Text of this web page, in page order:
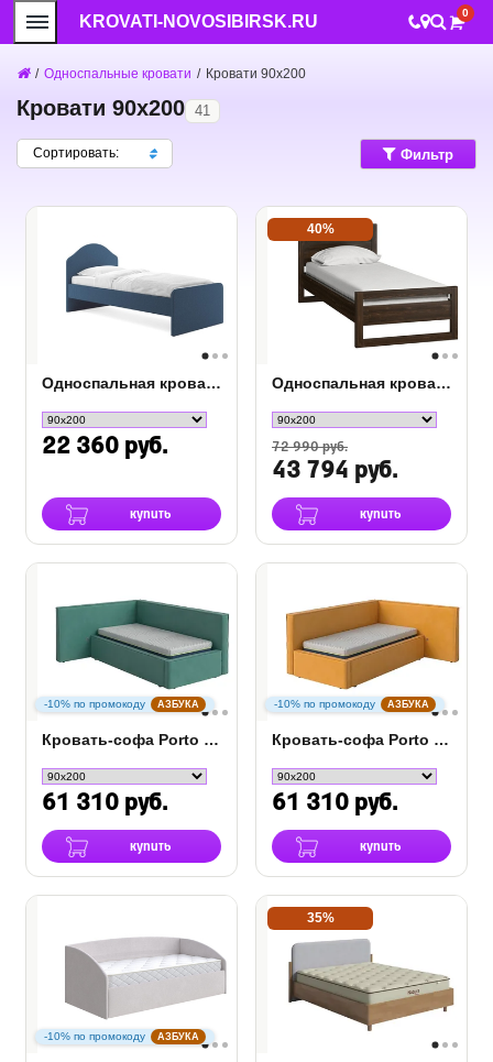
KROVATI-NOVOSIBIRSK.RU 0
/ Односпальные кровати / Кровати 90x200
Кровати 90x200 41
Сортировать: Фильтр
Односпальная кровать Сонум Emma
22 360 руб.
купить
40%
Односпальная кровать Kvebek
72 990 руб.
43 794 руб.
купить
-10% по промокоду АЗБУКА
Кровать-софа Porto (правая)
61 310 руб.
купить
-10% по промокоду АЗБУКА
Кровать-софа Porto (левая)
61 310 руб.
купить
-10% по промокоду АЗБУКА
35%